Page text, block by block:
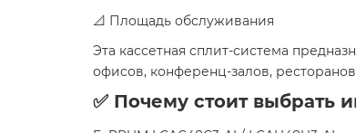
📐 Площадь обслуживания
Эта кассетная сплит-система
офисов, конференц-залов,
✅ Почему стоит выбрать